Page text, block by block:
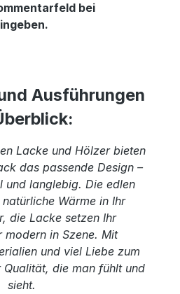
bei
Ausführungen
Lacke und Hölzer bieten
das passende Design –
und langlebig. Die edlen
Wärme in Ihr
die Lacke setzen Ihr
modern in Szene. Mit
und viel Liebe zum
die man fühlt und
sieht.